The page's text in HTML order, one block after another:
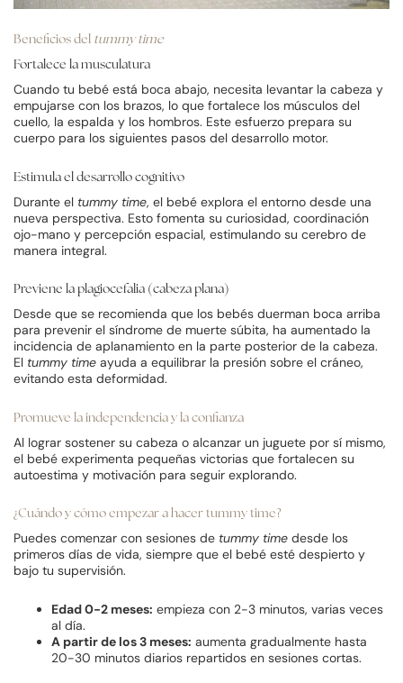
Beneficios del tummy time
Fortalece la musculatura
Cuando tu bebé está boca abajo, necesita levantar la cabeza y
empujarse con los brazos, lo que fortalece los músculos del
cuello, la espalda y los hombros. Este esfuerzo prepara su
cuerpo para los siguientes pasos del desarrollo motor.
Estimula el desarrollo cognitivo
Durante el tummy time, el bebé explora el entorno desde una
nueva perspectiva. Esto fomenta su curiosidad, coordinación
ojo-mano y percepción espacial, estimulando su cerebro de
manera integral.
Previene la plagiocefalia (cabeza plana)
Desde que se recomienda que los bebés duerman boca arriba
para prevenir el síndrome de muerte súbita, ha aumentado la
incidencia de aplanamiento en la parte posterior de la cabeza.
El tummy timeayuda a equilibrar la presión sobre el cráneo,
evitando esta deformidad.
Promueve la independencia y la confianza
Al lograr sostener su cabeza o alcanzar un juguete por sí mismo,
el bebé experimenta pequeñas victorias que fortalecen su
autoestima y motivación para seguir explorando.
¿Cuándo y cómo empezar a hacer tummy time?
Puedes comenzar con sesiones de tummy timedesde los
primeros días de vida, siempre que el bebé esté despierto y
bajo tu supervisión.
Edad 0-2 meses: empieza con 2-3 minutos, varias veces
al día.
A partir de los 3 meses: aumenta gradualmente hasta
20-30 minutos diarios repartidos en sesiones cortas.